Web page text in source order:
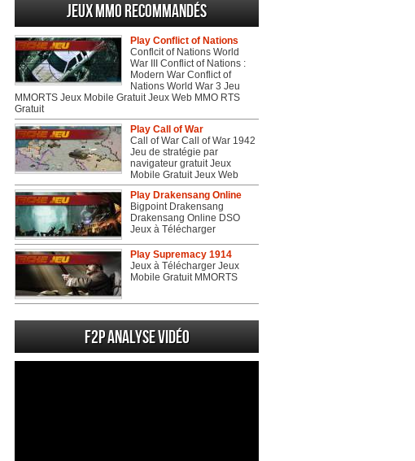
Jeux MMO recommandés
Play Conflict of Nations
Conflcit of Nations World
War III Conflict of Nations :
Modern War Conflict of
Nations World War 3 Jeu
MMORTS Jeux Mobile Gratuit Jeux Web MMO RTS
Gratuit
Play Call of War
Call of War Call of War 1942
Jeu de stratégie par
navigateur gratuit Jeux
Mobile Gratuit Jeux Web
Play Drakensang Online
Bigpoint Drakensang
Drakensang Online DSO
Jeux à Télécharger
Play Supremacy 1914
Jeux à Télécharger Jeux
Mobile Gratuit MMORTS
F2P Analyse vidéo